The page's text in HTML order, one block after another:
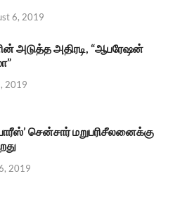
6, 2019
அடுத்த அதிரடி, “ஆபரேஷன்
2019
சென்சார் மறுபரிசீலனைக்கு
2019